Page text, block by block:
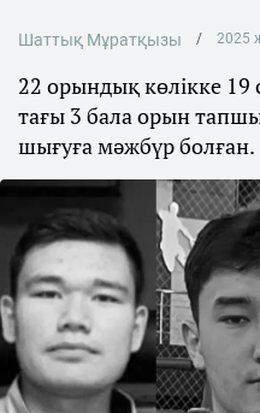
Шаттық Мұратқызы 2025
22 орындық көлікке
тағы 3 бала орын
шығуға мәжбүр болған.